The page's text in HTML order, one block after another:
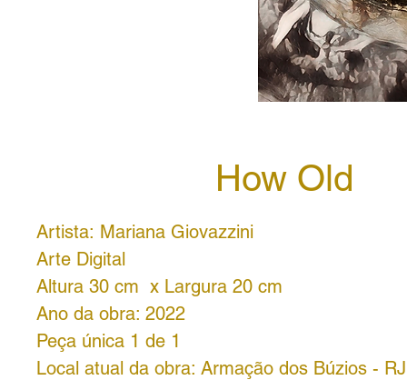
How Old
Artista: Mariana Giovazzini
Arte Digital
Altura 30 cm x Largura 20 cm
Ano da obra: 2022
Peça única 1 de 1
Local atual da obra: Armação dos Búzios - RJ